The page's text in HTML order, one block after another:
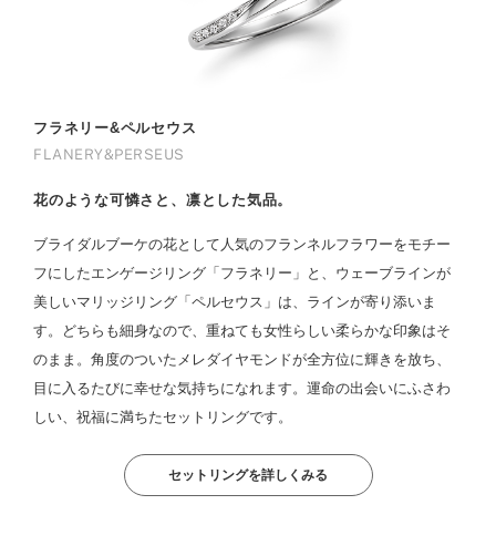
フラネリー&ペルセウス
FLANERY&PERSEUS
花のような可憐さと、凛とした気品。
ブライダルブーケの花として人気のフランネルフラワーをモチー
フにしたエンゲージリング「フラネリー」と、ウェーブラインが
美しいマリッジリング「ペルセウス」は、ラインが寄り添いま
す。どちらも細身なので、重ねても女性らしい柔らかな印象はそ
のまま。角度のついたメレダイヤモンドが全方位に輝きを放ち、
目に入るたびに幸せな気持ちになれます。運命の出会いにふさわ
しい、祝福に満ちたセットリングです。
セットリングを詳しくみる